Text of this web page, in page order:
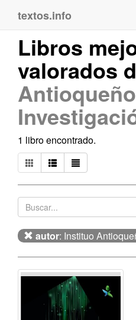
textos.info
Libros
valorados
1 libro encontrado.
autor: Instituo